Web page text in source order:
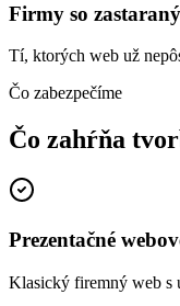
Firmy so
Tí, ktorých web už
Čo zabezpečíme
Čo zahŕňa
Prezentačné
Klasický firemný web s